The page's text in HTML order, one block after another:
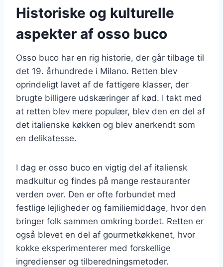
Historiske og kulturelle
aspekter af osso buco
Osso buco har en rig historie, der går tilbage til
det 19. århundrede i Milano. Retten blev
oprindeligt lavet af de fattigere klasser, der
brugte billigere udskæringer af kød. I takt med
at retten blev mere populær, blev den en del af
det italienske køkken og blev anerkendt som
en delikatesse.
I dag er osso buco en vigtig del af italiensk
madkultur og findes på mange restauranter
verden over. Den er ofte forbundet med
festlige lejligheder og familiemiddage, hvor den
bringer folk sammen omkring bordet. Retten er
også blevet en del af gourmetkøkkenet, hvor
kokke eksperimenterer med forskellige
ingredienser og tilberedningsmetoder.